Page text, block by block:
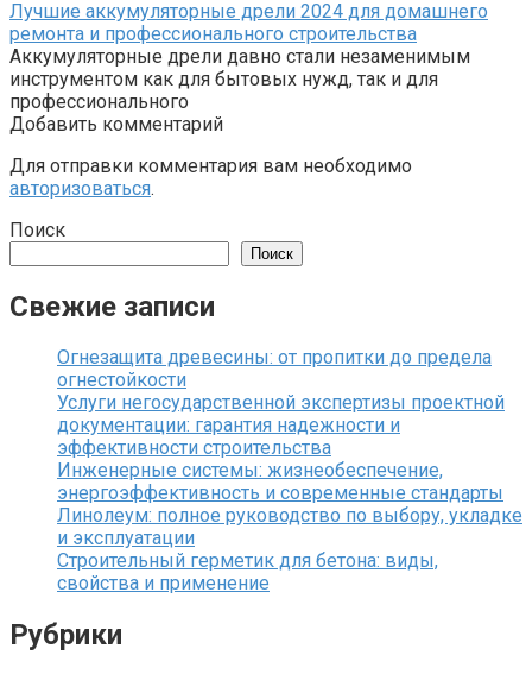
Лучшие аккумуляторные дрели 2024 для домашнего
ремонта и профессионального строительства
Аккумуляторные дрели давно стали незаменимым
инструментом как для бытовых нужд, так и для
профессионального
Добавить комментарий
Для отправки комментария вам необходимо
авторизоваться.
Поиск
Поиск
Свежие записи
Огнезащита древесины: от пропитки до предела
огнестойкости
Услуги негосударственной экспертизы проектной
документации: гарантия надежности и
эффективности строительства
Инженерные системы: жизнеобеспечение,
энергоэффективность и современные стандарты
Линолеум: полное руководство по выбору, укладке
и эксплуатации
Строительный герметик для бетона: виды,
свойства и применение
Рубрики